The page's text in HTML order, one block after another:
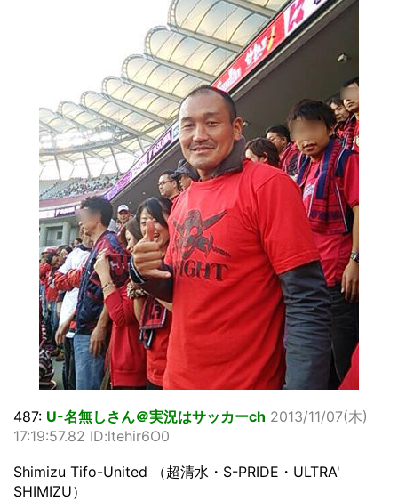
487: U-名無しさん＠実況はサッカーch 2013/11/07(木)
17:19:57.82 ID:ltehir6O0
Shimizu Tifo-United （超清水・S-PRIDE・ULTRA'
SHIMIZU）